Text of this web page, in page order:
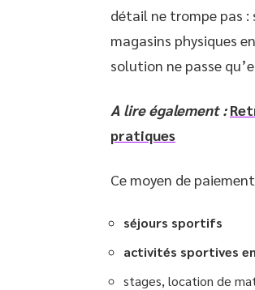
détail ne trompe pas :
magasins physiques
solution ne passe
A lire également :
pratiques
Ce moyen de
séjours sportifs
activités sportives
stages, location de